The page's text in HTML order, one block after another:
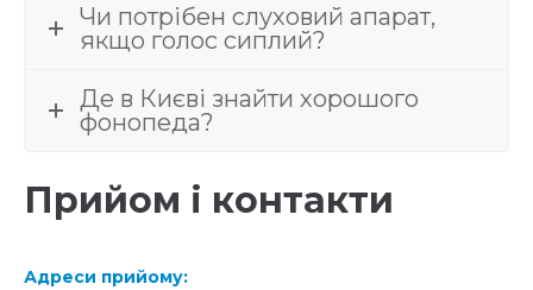
Чи потрібен слуховий апарат,
якщо голос сиплий?
Де в Києві знайти хорошого
фонопеда?
Прийом і контакти
Адреси прийому: